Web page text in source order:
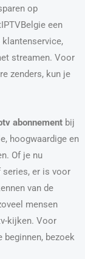
op
een
streamen. Voor
zenders, kun je
abonnement bij
hoogwaardige en
Of je nu
er is voor
van de
mensen
kijken. Voor
bezoek